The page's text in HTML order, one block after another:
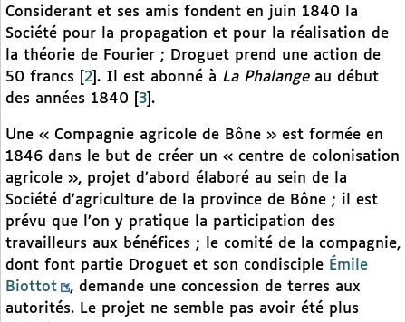
Considerant et ses amis fondent en juin 1840 la
Société pour la propagation et pour la réalisation de
la théorie de Fourier ; Droguet prend une action de
50 francs
2 . Il est abonné à La Phalange au début
des années 1840
3 .
Une « Compagnie agricole de Bône » est formée en
1846 dans le but de créer un « centre de colonisation
agricole », projet d’abord élaboré au sein de la
Société d’agriculture de la province de Bône ; il est
prévu que l’on y pratique la participation des
travailleurs aux bénéfices ; le comité de la compagnie,
dont font partie Droguet et son condisciple Émile
Biottot
, demande une concession de terres aux
autorités. Le projet ne semble pas avoir été plus